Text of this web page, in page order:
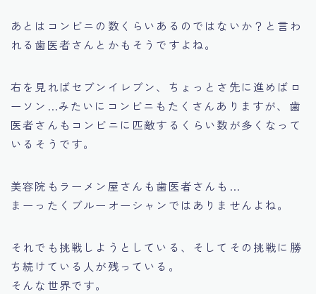
あとはコンビニの数くらいあるのではないか？と言わ
れる歯医者さんとかもそうですよね。
右を見ればセブンイレブン、ちょっとさ先に進めばロ
ーソン…みたいにコンビニもたくさんありますが、歯
医者さんもコンビニに匹敵するくらい数が多くなって
いるそうです。
美容院もラーメン屋さんも歯医者さんも…
まーったくブルーオーシャンではありませんよね。
それでも挑戦しようとしている、そしてその挑戦に勝
ち続けている人が残っている。
そんな世界です。